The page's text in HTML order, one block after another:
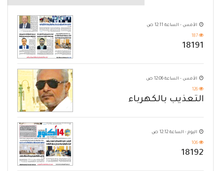
الأمس - الساعة 12:11 ص
187
18191
الأمس - الساعة 12:06 ص
126
التعذيب بالكهرباء
اليوم - الساعة 12:12 ص
106
18192